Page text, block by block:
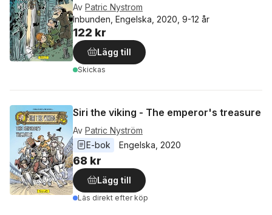
Av Patric Nystrom
Inbunden, Engelska, 2020, 9-12 år
122 kr
Lägg till
Skickas
Siri the viking - The emperor's treasure
Av Patric Nyström
E-bok
Engelska 2020
68 kr
Lägg till
Läs direkt efter köp